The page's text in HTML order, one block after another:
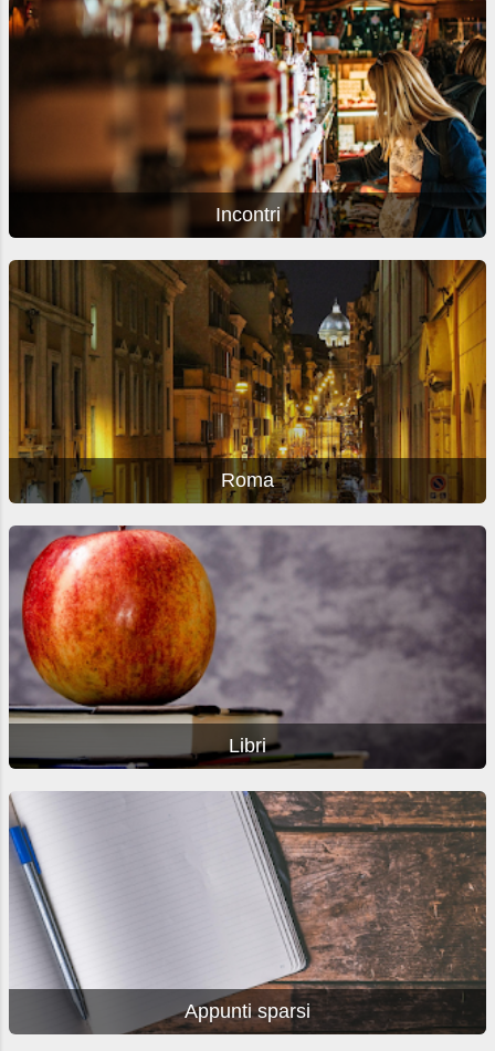
Incontri
Roma
Libri
Appunti sparsi